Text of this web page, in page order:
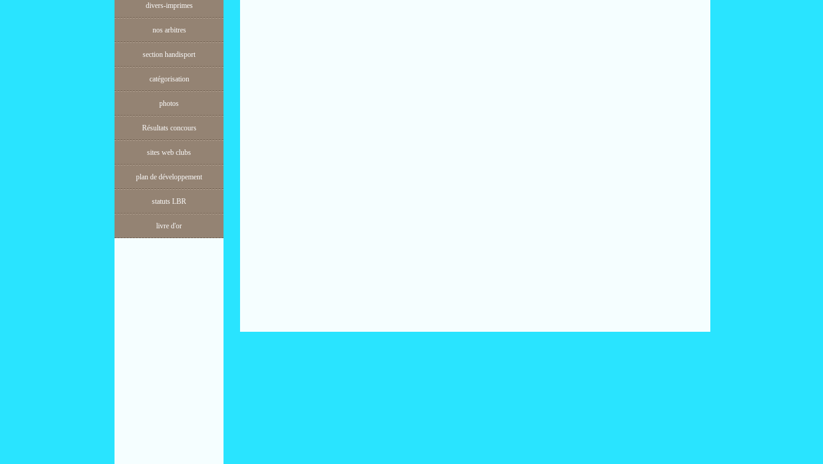
divers-imprimes
nos arbitres
section handisport
catégorisation
photos
Résultats concours
sites web clubs
plan de développement
statuts LBR
livre d'or